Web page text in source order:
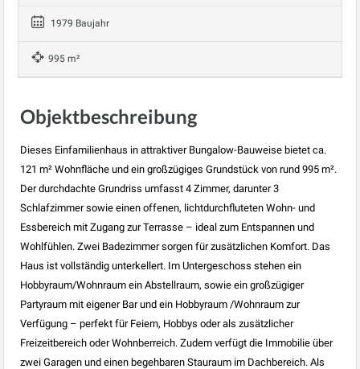
1979 Baujahr
995 m²
Objektbeschreibung
Dieses Einfamilienhaus in attraktiver Bungalow-Bauweise bietet ca.
121 m² Wohnfläche und ein großzügiges Grundstück von rund 995 m².
Der durchdachte Grundriss umfasst 4 Zimmer, darunter 3
Schlafzimmer sowie einen offenen, lichtdurchfluteten Wohn- und
Essbereich mit Zugang zur Terrasse – ideal zum Entspannen und
Wohlfühlen. Zwei Badezimmer sorgen für zusätzlichen Komfort. Das
Haus ist vollständig unterkellert. Im Untergeschoss stehen ein
Hobbyraum/Wohnraum ein Abstellraum, sowie ein großzügiger
Partyraum mit eigener Bar und ein Hobbyraum /Wohnraum zur
Verfügung – perfekt für Feiern, Hobbys oder als zusätzlicher
Freizeitbereich oder Wohnberreich. Zudem verfügt die Immobilie über
zwei Garagen und einen begehbaren Stauraum im Dachbereich. Als